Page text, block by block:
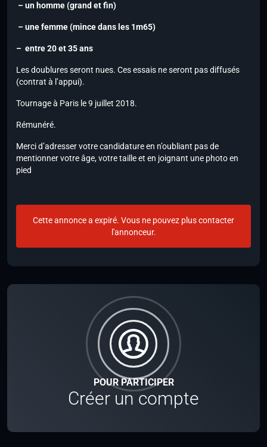
POUR PARTICIPER
Créer un compte
– un homme (grand et fin)
– une femme (mince dans les 1m65)
– entre 20 et 35 ans
Les doublures seront nues. Ces essais ne seront pas diffusés
(contrat à l’appui).
Tournage à Paris le 9 juillet 2018.
Rémunéré.
Merci d’adresser votre candidature en n’oubliant pas de
mentionner votre âge, votre taille et en joignant une photo en
pied
Cette annonce a expiré. Vous ne pouvez plus contacter
l'annonceur.